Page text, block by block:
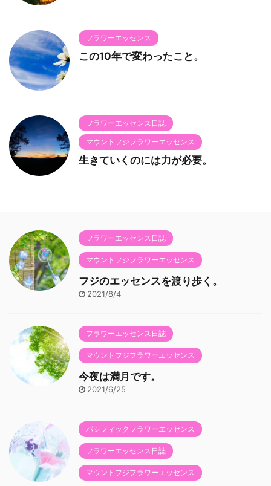
フラワーエッセンス
この10年で変わったこと。
フラワーエッセンス日誌
マウントフジフラワーエッセンス
生きていくのには力が必要。
フラワーエッセンス日誌
マウントフジフラワーエッセンス
フジのエッセンスを渡り歩く。
2021/8/4
フラワーエッセンス日誌
マウントフジフラワーエッセンス
今夜は満月です。
2021/6/25
パシフィックフラワーエッセンス
フラワーエッセンス日誌
マウントフジフラワーエッセンス